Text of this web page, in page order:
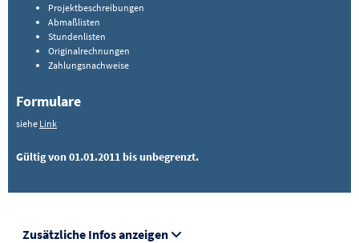
Projektbeschreibungen
Abmaßlisten
Stundenlisten
Originalrechnungen
Zahlungsnachweise
Formulare
siehe Link
Gültig von 01.01.2011 bis unbegrenzt.
Zusätzliche Infos anzeigen